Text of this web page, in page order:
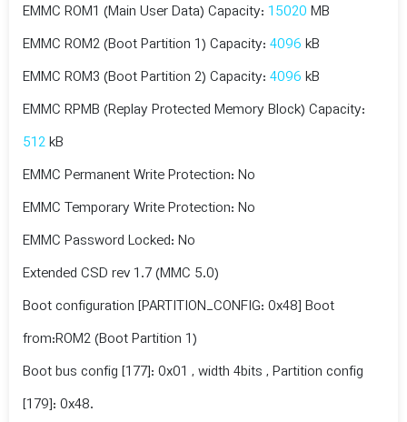
EMMC ROM1 (Main User Data) Capacity: 15020 MB
EMMC ROM2 (Boot Partition 1) Capacity: 4096 kB
EMMC ROM3 (Boot Partition 2) Capacity: 4096 kB
EMMC RPMB (Replay Protected Memory Block) Capacity:
512kB
EMMC Permanent Write Protection: No
EMMC Temporary Write Protection: No
EMMC Password Locked: No
Extended CSD rev 1.7 (MMC 5.0)
Boot configuration [PARTITION_CONFIG: 0x48] Boot
from:ROM2 (Boot Partition 1)
Boot bus config [177]: 0x01 , width 4bits , Partition config
[179]: 0x48.